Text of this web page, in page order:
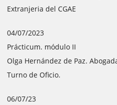
Extranjeria del CGAE
04/07/2023
Prácticum. módulo II
Olga Hernández de Paz.
Turno de Oficio.
06/07/23